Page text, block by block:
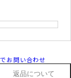
お問い合わせ
返品について